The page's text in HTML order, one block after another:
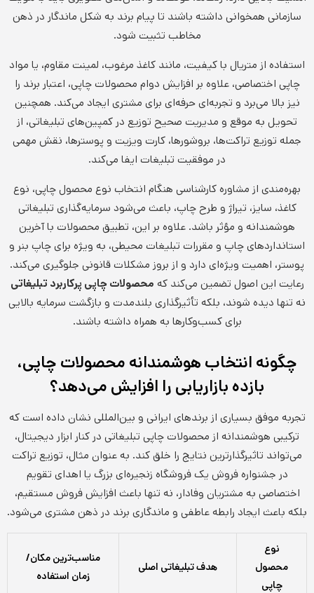
سازمانی همخوانی داشته باشند تا پیام برند به شکل ماندگار در ذهن
مخاطب تثبیت شود.
استفاده از متریال با کیفیت، مانند کاغذ مرغوب، لمینت مقاوم، یا مواد
چاپی اختصاصی، علاوه بر افزایش دوام محصولات چاپی، اعتبار برند را
نیز بالا می‌برد و تجربه‌ای حرفه‌ای برای مشتری ایجاد می‌کند. همچنین
تحویل به موقع و مدیریت صحیح توزیع در کمپین‌های تبلیغاتی، از
جمله توزیع تراکت‌ها، بروشورها، کارت ویزیت و پوسترها، نقش مهمی
در موفقیت تبلیغات ایفا می‌کند.
بهره‌مندی از مشاوره کارشناسی هنگام انتخاب نوع محصول چاپی، نوع
کاغذ، سایز، تیراژ و طرح چاپ، باعث می‌شود سرمایه‌گذاری تبلیغاتی
هوشمندانه و مؤثر باشد. علاوه بر این، تطبیق محصولات با آخرین
استانداردهای چاپ و مقررات تبلیغات محیطی، به ویژه برای چاپ بنر و
پوستر، اهمیت ویژه‌ای دارد و از بروز مشکلات قانونی جلوگیری می‌کند.
رعایت این اصول تضمین می‌کند که محصولات چاپی پرکاربرد تبلیغاتی
نه تنها دیده شوند، بلکه تأثیرگذاری بلندمدت و بازگشت سرمایه بالایی
برای کسب‌وکارها به همراه داشته باشند.
چگونه انتخاب هوشمندانه محصولات چاپی،
بازده بازاریابی را افزایش می‌دهد؟
تجربه موفق بسیاری از برندهای ایرانی و بین‌المللی نشان داده است که
ترکیبی هوشمندانه از محصولات چاپی تبلیغاتی در کنار ابزار دیجیتال،
می‌تواند تاثیرگذارترین نتایج را خلق کند. به عنوان مثال، توزیع تراکت
در جشنواره فروش یک فروشگاه زنجیره‌ای بزرگ یا اهدای تقویم
اختصاصی به مشتریان وفادار، نه تنها باعث افزایش فروش مستقیم،
بلکه باعث ایجاد رابطه عاطفی و ماندگاری برند در ذهن مشتری می‌شود.
نوع
محصول
چاپی
هدف تبلیغاتی اصلی
مناسب‌ترین مکان/
زمان استفاده